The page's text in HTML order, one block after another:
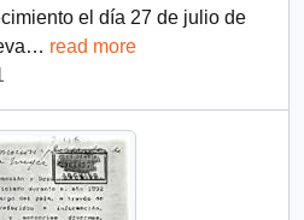
el día 27 de julio de
… read more